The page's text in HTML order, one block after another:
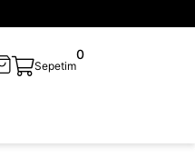
Sepetim
0